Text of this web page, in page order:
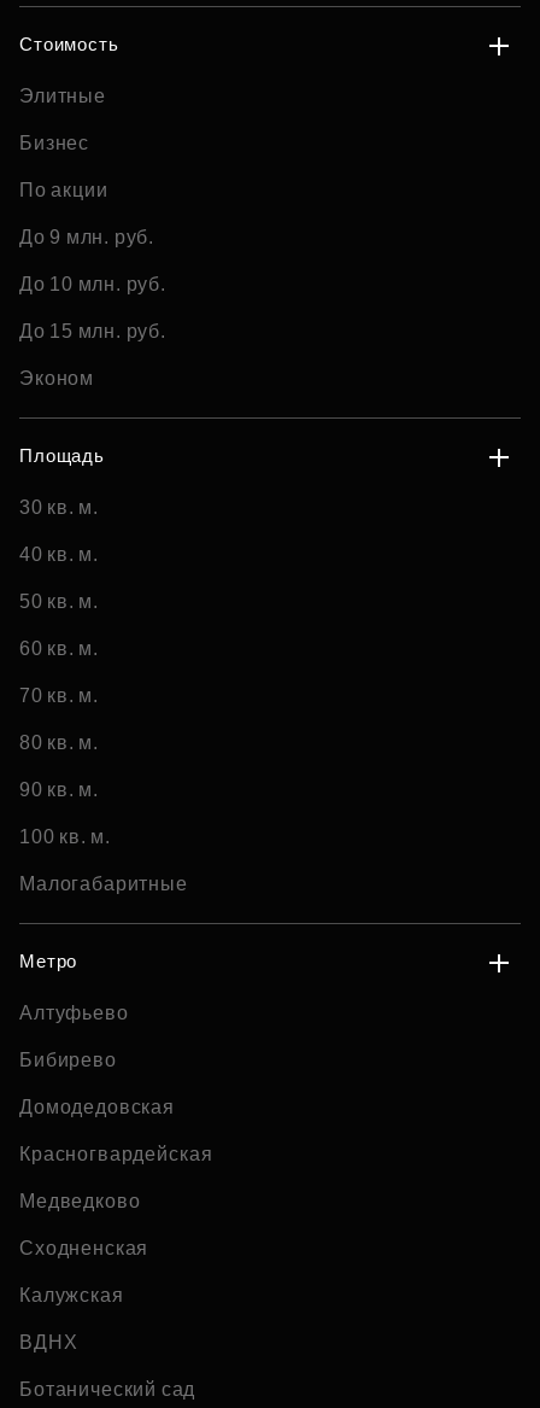
Стоимость
Элитные
Бизнес
По акции
До 9 млн. руб.
До 10 млн. руб.
До 15 млн. руб.
Эконом
Площадь
30 кв. м.
40 кв. м.
50 кв. м.
60 кв. м.
70 кв. м.
80 кв. м.
90 кв. м.
100 кв. м.
Малогабаритные
Метро
Алтуфьево
Бибирево
Домодедовская
Красногвардейская
Медведково
Сходненская
Калужская
ВДНХ
Ботанический сад